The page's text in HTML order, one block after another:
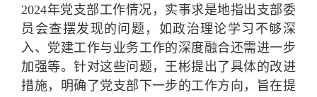
2024年党支部工作情况，实事求是地指出支部委
员会查摆发现的问题，如政治理论学习不够深
入、党建工作与业务工作的深度融合还需进一步
加强等。针对这些问题，王彬提出了具体的改进
措施，明确了党支部下一步的工作方向，旨在提